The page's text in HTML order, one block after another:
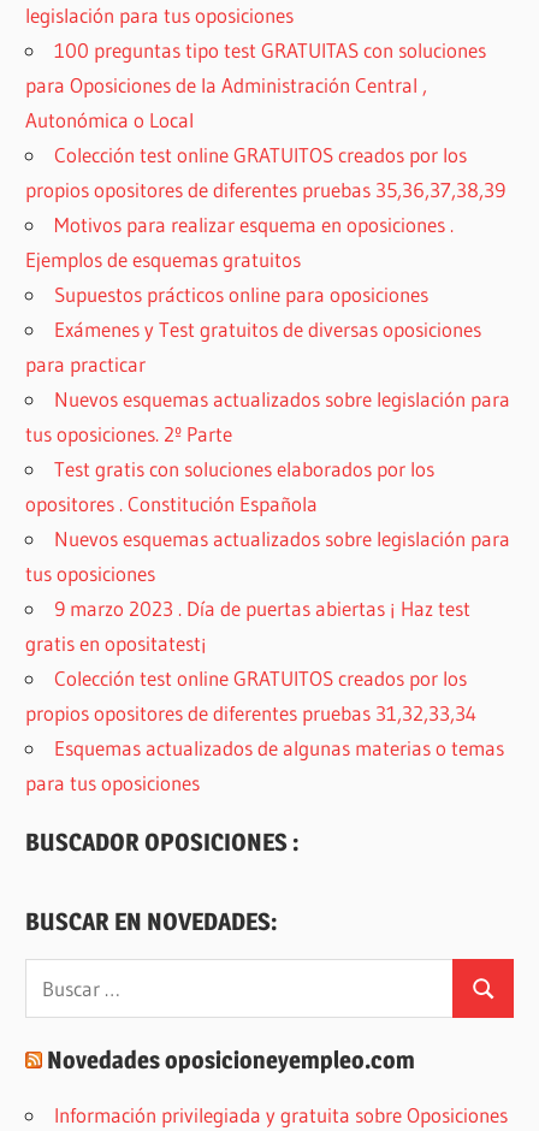
legislación para tus oposiciones
100 preguntas tipo test GRATUITAS con soluciones
para Oposiciones de la Administración Central ,
Autonómica o Local
Colección test online GRATUITOS creados por los
propios opositores de diferentes pruebas 35,36,37,38,39
Motivos para realizar esquema en oposiciones .
Ejemplos de esquemas gratuitos
Supuestos prácticos online para oposiciones
Exámenes y Test gratuitos de diversas oposiciones
para practicar
Nuevos esquemas actualizados sobre legislación para
tus oposiciones. 2º Parte
Test gratis con soluciones elaborados por los
opositores . Constitución Española
Nuevos esquemas actualizados sobre legislación para
tus oposiciones
9 marzo 2023 . Día de puertas abiertas ¡ Haz test
gratis en opositatest¡
Colección test online GRATUITOS creados por los
propios opositores de diferentes pruebas 31,32,33,34
Esquemas actualizados de algunas materias o temas
para tus oposiciones
BUSCADOR OPOSICIONES :
BUSCAR EN NOVEDADES:
Buscar:
Buscar
Novedades oposicioneyempleo.com
Información privilegiada y gratuita sobre Oposiciones